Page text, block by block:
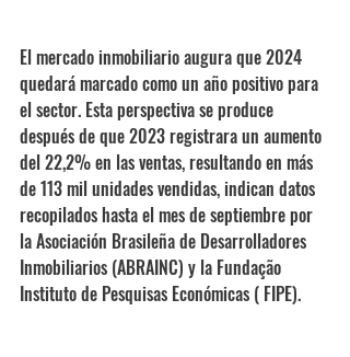
El mercado inmobiliario augura que 2024
quedará marcado como un año positivo para
el sector. Esta perspectiva se produce
después de que 2023 registrara un aumento
del 22,2% en las ventas, resultando en más
de 113 mil unidades vendidas, indican datos
recopilados hasta el mes de septiembre por
la Asociación Brasileña de Desarrolladores
Inmobiliarios (ABRAINC) y la Fundação
Instituto de Pesquisas Económicas ( FIPE).